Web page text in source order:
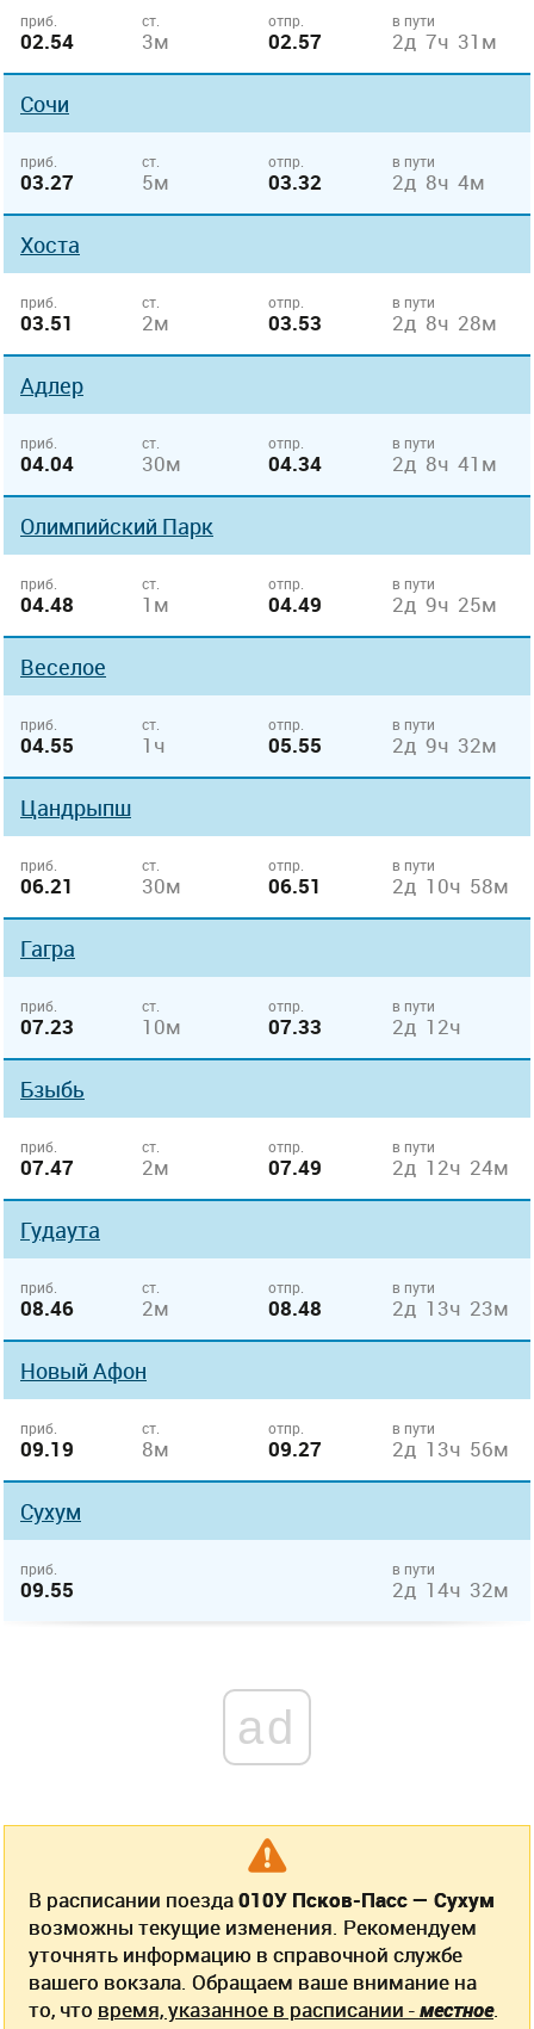
приб.
02.54
ст.
3м
отпр.
02.57
в пути
2д 7ч 31м
Сочи
приб.
03.27
ст.
5м
отпр.
03.32
в пути
2д 8ч 4м
Хоста
приб.
03.51
ст.
2м
отпр.
03.53
в пути
2д 8ч 28м
Адлер
приб.
04.04
ст.
30м
отпр.
04.34
в пути
2д 8ч 41м
Олимпийский Парк
приб.
04.48
ст.
1м
отпр.
04.49
в пути
2д 9ч 25м
Веселое
приб.
04.55
ст.
1ч
отпр.
05.55
в пути
2д 9ч 32м
Цандрыпш
приб.
06.21
ст.
30м
отпр.
06.51
в пути
2д 10ч 58м
Гагра
приб.
07.23
ст.
10м
отпр.
07.33
в пути
2д 12ч
Бзыбь
приб.
07.47
ст.
2м
отпр.
07.49
в пути
2д 12ч 24м
Гудаута
приб.
08.46
ст.
2м
отпр.
08.48
в пути
2д 13ч 23м
Новый Афон
приб.
09.19
ст.
8м
отпр.
09.27
в пути
2д 13ч 56м
Сухум
приб.
09.55
в пути
2д 14ч 32м
ad
В расписании поезда010У Псков-Пасс — Сухум
возможны текущие изменения. Рекомендуем
уточнять информацию в справочной службе
вашего вокзала. Обращаем ваше внимание на
то, что время, указанное в расписании -местное.